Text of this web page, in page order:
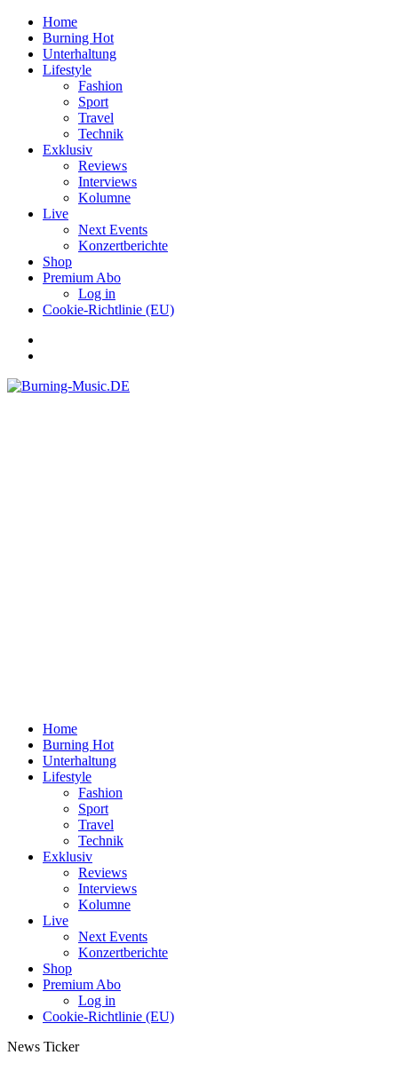
Home
Burning Hot
Unterhaltung
Lifestyle
Fashion
Sport
Travel
Technik
Exklusiv
Reviews
Interviews
Kolumne
Live
Next Events
Konzertberichte
Shop
Premium Abo
Log in
Cookie-Richtlinie (EU)
Home
Burning Hot
Unterhaltung
Lifestyle
Fashion
Sport
Travel
Technik
Exklusiv
Reviews
Interviews
Kolumne
Live
Next Events
Konzertberichte
Shop
Premium Abo
Log in
Cookie-Richtlinie (EU)
News Ticker